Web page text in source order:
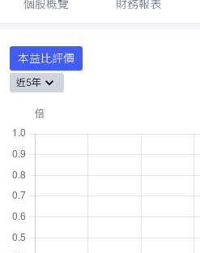
個股概覽 財務報表
本益比評價
近5年